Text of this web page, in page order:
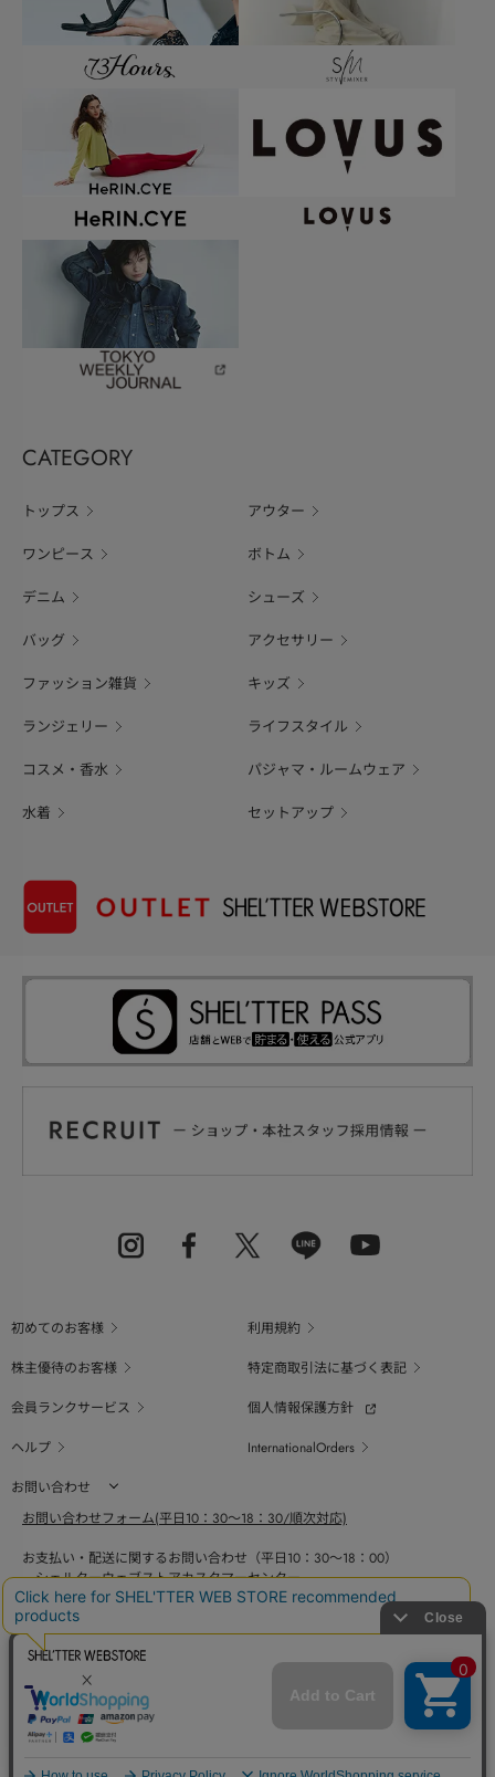
CATEGORY
トップス アウター
ワンピース ボトム
デニム シューズ
バッグ アクセサリー
ファッション雑貨 キッズ
ランジェリー ライフスタイル
コスメ・香水 パジャマ・ルームウェア
水着 セットアップ
初めてのお客様
利用規約
株主優待のお客様
特定商取引法に基づく表記
会員ランクサービス
個人情報保護方針
ヘルプ
InternationalOrders
お問い合わせ
お問い合わせフォーム(平日10：30～18：30/順次対応)
お支払い・配送に関するお問い合わせ（平日10：30～18：00）
シェルターウェブストアカスタマーセンター
0800-123-6820
商品の素材、サイズ、仕様等に関するお問い合せ（平日10：30～18：00）
バロックジャパンリミテッドコールセンター
03-6730-9191
BAROQUE JAPAN LIMITED